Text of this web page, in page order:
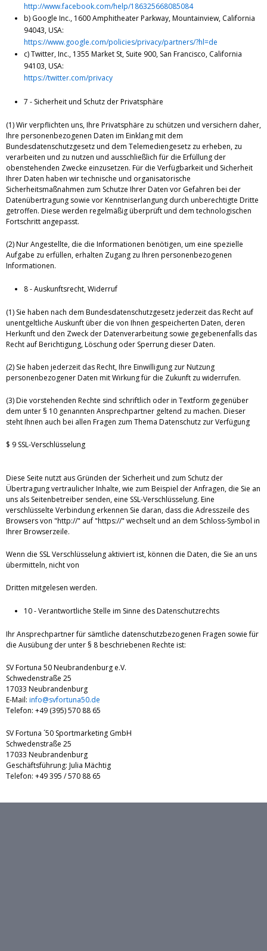
http://www.facebook.com/help/186325668085084
b) Google Inc., 1600 Amphitheater Parkway, Mountainview, California
94043, USA:
https://www.google.com/policies/privacy/partners/?hl=de
c) Twitter, Inc., 1355 Market St, Suite 900, San Francisco, California
94103, USA:
https://twitter.com/privacy
7 - Sicherheit und Schutz der Privatsphäre
(1) Wir verpflichten uns, Ihre Privatsphäre zu schützen und versichern daher,
Ihre personenbezogenen Daten im Einklang mit dem
Bundesdatenschutzgesetz und dem Telemediengesetz zu erheben, zu
verarbeiten und zu nutzen und ausschließlich für die Erfüllung der
obenstehenden Zwecke einzusetzen. Für die Verfügbarkeit und Sicherheit
Ihrer Daten haben wir technische und organisatorische
Sicherheitsmaßnahmen zum Schutze Ihrer Daten vor Gefahren bei der
Datenübertragung sowie vor Kenntniserlangung durch unberechtigte Dritte
getroffen. Diese werden regelmäßig überprüft und dem technologischen
Fortschritt angepasst.
(2) Nur Angestellte, die die Informationen benötigen, um eine spezielle
Aufgabe zu erfüllen, erhalten Zugang zu Ihren personenbezogenen
Informationen.
8 - Auskunftsrecht, Widerruf
(1) Sie haben nach dem Bundesdatenschutzgesetz jederzeit das Recht auf
unentgeltliche Auskunft über die von Ihnen gespeicherten Daten, deren
Herkunft und den Zweck der Datenverarbeitung sowie gegebenenfalls das
Recht auf Berichtigung, Löschung oder Sperrung dieser Daten.
(2) Sie haben jederzeit das Recht, Ihre Einwilligung zur Nutzung
personenbezogener Daten mit Wirkung für die Zukunft zu widerrufen.
(3) Die vorstehenden Rechte sind schriftlich oder in Textform gegenüber
dem unter § 10 genannten Ansprechpartner geltend zu machen. Dieser
steht Ihnen auch bei allen Fragen zum Thema Datenschutz zur Verfügung
$ 9 SSL-Verschlüsselung
Diese Seite nutzt aus Gründen der Sicherheit und zum Schutz der
Übertragung vertraulicher Inhalte, wie zum Beispiel der Anfragen, die Sie an
uns als Seitenbetreiber senden, eine SSL-Verschlüsselung. Eine
verschlüsselte Verbindung erkennen Sie daran, dass die Adresszeile des
Browsers von "http://" auf "https://" wechselt und an dem Schloss-Symbol in
Ihrer Browserzeile.
Wenn die SSL Verschlüsselung aktiviert ist, können die Daten, die Sie an uns
übermitteln, nicht von
Dritten mitgelesen werden.
10 - Verantwortliche Stelle im Sinne des Datenschutzrechts
Ihr Ansprechpartner für sämtliche datenschutzbezogenen Fragen sowie für
die Ausübung der unter § 8 beschriebenen Rechte ist:
SV Fortuna 50 Neubrandenburg e.V.
Schwedenstraße 25
17033 Neubrandenburg
E-Mail: info@svfortuna50.de
Telefon: +49 (395) 570 88 65
SV Fortuna ´50 Sportmarketing GmbH
Schwedenstraße 25
17033 Neubrandenburg
Geschäftsführung: Julia Mächtig
Telefon: +49 395 / 570 88 65